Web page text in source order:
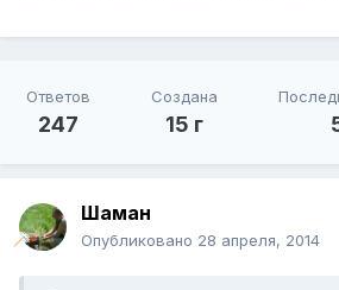
Ответов
247
Создана
15 г
Шаман
Опубликовано 28 апреля, 2014